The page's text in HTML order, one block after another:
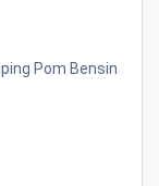
Pom Bensin